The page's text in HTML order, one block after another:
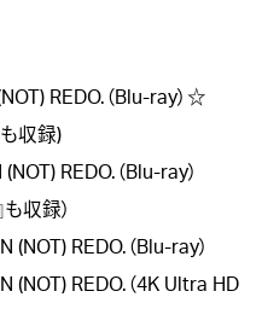
REDO.（Blu-ray）☆
収録)
REDO.（Blu-ray）
収録）
(NOT) REDO.（Blu-ray）
(NOT) REDO.（4K Ultra HD